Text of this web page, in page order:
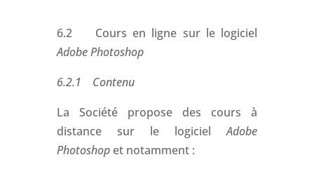
6.2 Cours en ligne sur le logiciel
Adobe Photoshop
6.2.1 Contenu
La Société propose des cours à
distance sur le logicielAdobe
Photoshopet notamment :